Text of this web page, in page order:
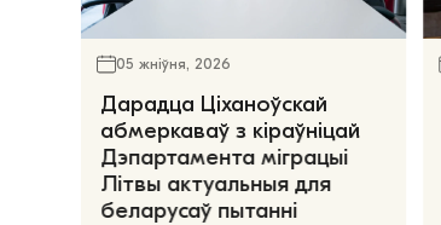
05 жніўня, 2026
Дарадца Ціханоўскай
абмеркаваў з кіраўніцай
Дэпартамента міграцыі
Літвы актуальныя для
беларусаў пытанні